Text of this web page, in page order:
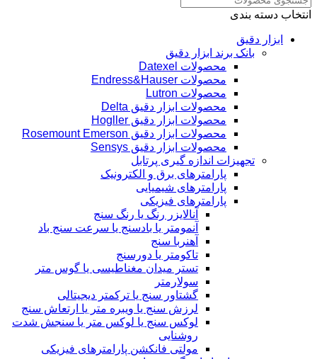
انتخاب دسته بندی
ابزار دقیق
بانک برند ابزار دقیق
محصولات Datexel
محصولات Endress&Hauser
محصولات Lutron
محصولات ابزار دقیق Delta
محصولات ابزار دقیق Hogller
محصولات ابزار دقیق Rosemount Emerson
محصولات ابزار دقیق Sensys
تجهیزات اندازه گیری پرتابل
پارامترهای برق و الکترونیک
پارامترهای شیمیایی
پارامترهای فیزیکی
آنالایزر رنگ یا رنگ سنج
آنمومتر یا بادسنج یا سرعت سنج باد
آهنربا سنج
تاکومتر یا دورسنج
تستر میدان مغناطیسی یا گوس متر
سولارمتر
گشتاور سنج یا ترکمتر دیجیتالی
لرزش سنج یا ویبره متر یا ارتعاش سنج
لوکس سنج یا لوکس متر یا سنجش شدت
روشنایی
مولتی فانکشن پارامترهای فیزیکی